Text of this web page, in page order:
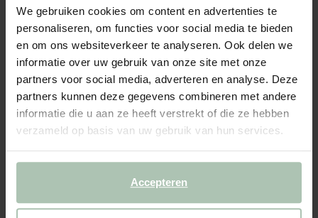
We gebruiken cookies om content en advertenties te
personaliseren, om functies voor social media te bieden
en om ons websiteverkeer te analyseren. Ook delen we
informatie over uw gebruik van onze site met onze
partners voor social media, adverteren en analyse. Deze
partners kunnen deze gegevens combineren met andere
informatie die u aan ze heeft verstrekt of die ze hebben
verzameld op basis van uw gebruik van hun services.
Accepteren
Countess serie van Sissy-Boy. De serie bestaat uit zeven
modulaire onderdelen, zodat je de bank precies kunt
samenstellen naar jouw wensen en de ruimte die je hebt. Door
de...Lees meer
Model: 3 zits chaise longue... (1x) + opties
2 Stof: Salvador Dark blue 5 + kleuropties
Levertijd: 8–12 weken